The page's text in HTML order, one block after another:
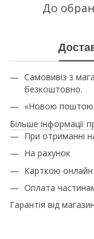
До
Самовивіз з
безкоштовно.
«Новою
Більше інформації
При отриманні
На рахунок
Карткою онлайн
Оплата
Гарантія від